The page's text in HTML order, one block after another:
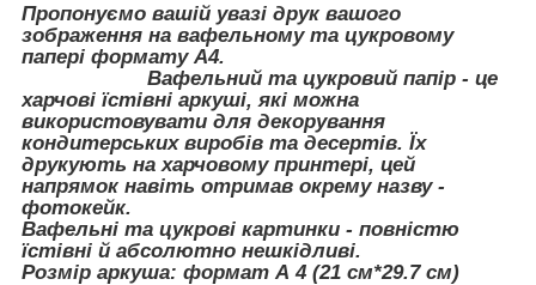
Пропонуємо вашій увазі друк вашого
зображення на вафельному та цукровому
папері формату А4.
Вафельний та цукровий папір - це
харчові їстівні аркуші, які можна
використовувати для декорування
кондитерських виробів та десертів. Їх
друкують на харчовому принтері, цей
напрямок навіть отримав окрему назву -
фотокейк.
Вафельні та цукрові картинки - повністю
їстівні й абсолютно нешкідливі.
Розмір аркуша: формат А 4 (21 см*29.7 см)